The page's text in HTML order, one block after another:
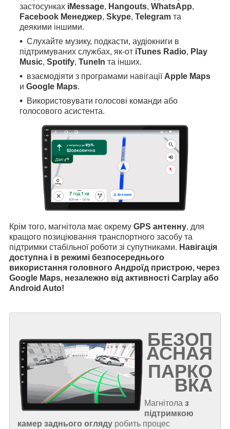
застосунках iMessage, Hangouts, WhatsApp,
Facebook Менеджер, Skype, Telegram та
деякими іншими.
Слухайте музику, подкасти, аудіокниги в
підтримуваних службах, як-от iTunes Radio, Play
Music, Spotify, TuneIn та інших.
взаємодіяти з програмами навігації Apple Maps
и Google Maps.
Використовувати голосові команди або
голосового асистента.
Крім того, магнітола має окрему GPS антенну, для
кращого позиціювання транспортного засобу та
підтримки стабільної роботи зі супутниками. Навігація
доступна і в режимі безпосереднього
використання головного Андроїд пристрою, через
Google Maps, незалежно від активності Carplay або
Android Auto!
БЕЗОП
АСНАЯ
ПАРКО
ВКА
Магнітола з
підтримкою
камер заднього огляду робить процес